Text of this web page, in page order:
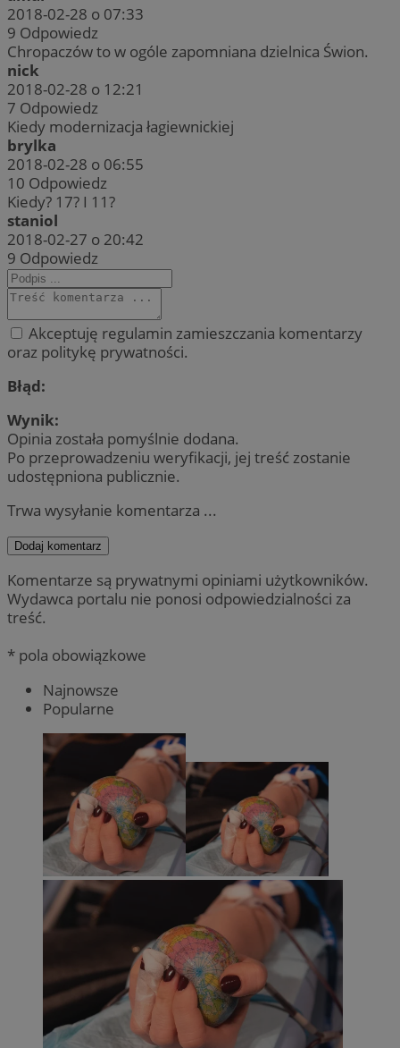
2018-02-28 o 07:33
9 Odpowiedz
Chropaczów to w ogóle zapomniana dzielnica Świon.
nick
2018-02-28 o 12:21
7 Odpowiedz
Kiedy modernizacja łagiewnickiej
brylka
2018-02-28 o 06:55
10 Odpowiedz
Kiedy? 17? I 11?
staniol
2018-02-27 o 20:42
9 Odpowiedz
Akceptuję regulamin zamieszczania komentarzy
oraz politykę prywatności.
Błąd:
Wynik:
Opinia została pomyślnie dodana.
Po przeprowadzeniu weryfikacji, jej treść zostanie
udostępniona publicznie.
Trwa wysyłanie komentarza ...
Dodaj komentarz
Komentarze są prywatnymi opiniami użytkowników.
Wydawca portalu nie ponosi odpowiedzialności za
treść.
* pola obowiązkowe
Najnowsze
Popularne